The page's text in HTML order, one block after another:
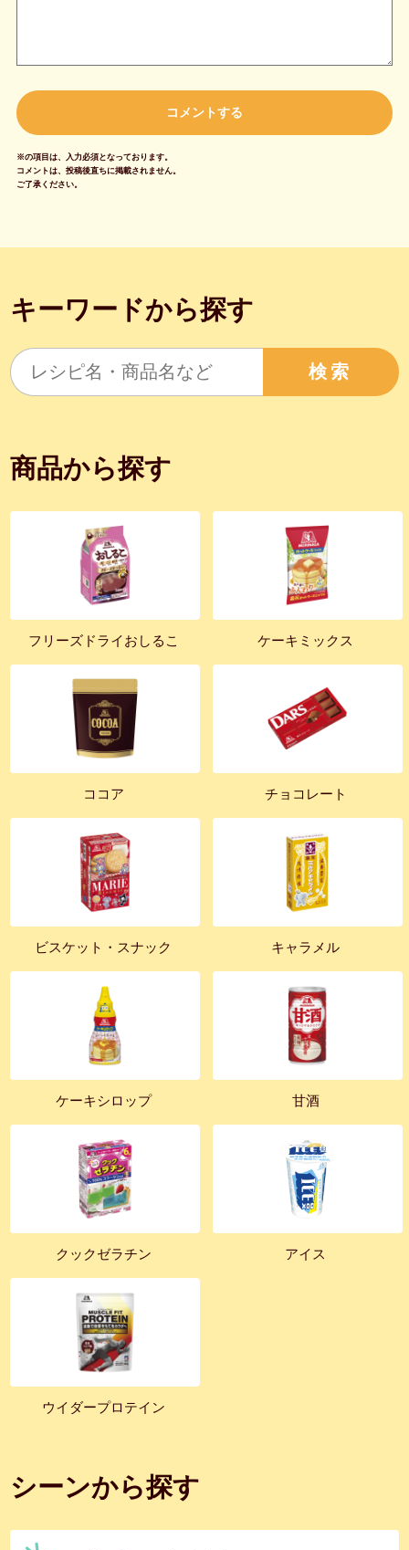
※の項目は、入力必須となっております。
コメントは、投稿後直ちに掲載されません。
ご了承ください。
キーワードから探す
検索
商品から探す
フリーズドライおしるこ ケーキミックス
ココア チョコレート
ビスケット・スナック キャラメル
ケーキシロップ 甘酒
クックゼラチン アイス
ウイダープロテイン
シーンから探す